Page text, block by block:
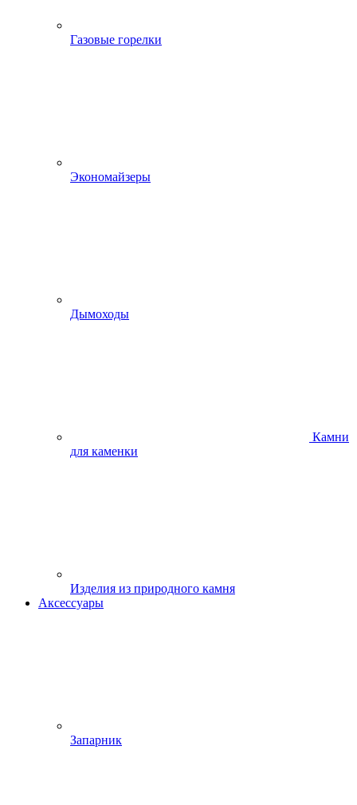
Газовые горелки
Экономайзеры
Дымоходы
Камни
для каменки
Изделия из природного камня
Аксессуары
Запарник